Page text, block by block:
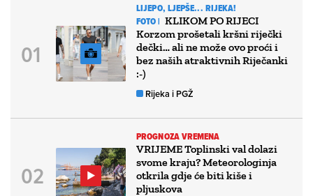
LIJEPO, LJEPŠE... RIJEKA!
FOTO | KLIKOM PO RIJECI
Korzom prošetali kršni riječki
dečki… ali ne može ovo proći i
bez naših atraktivnih Riječanki
:-)
Rijeka i PGŽ
PROGNOZA VREMENA
VRIJEME Toplinski val dolazi
svome kraju? Meteorologinja
otkrila gdje će biti kiše i
pljuskova